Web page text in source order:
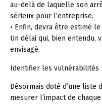
au-delà de laquelle son
sérieux pour l’entreprise.
• Enfin, devra être estimé
Un délai qui, bien entendu,
envisagé.
Identifier les vulnérabilités
Désormais doté d’une liste
mesurer l’impact de